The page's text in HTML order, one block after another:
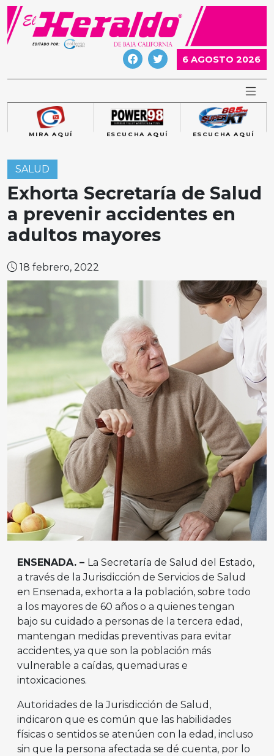
Skip
content
6 AGOSTO 2026
MIRA AQUÍ ESCUCHA AQUÍ ESCUCHA AQUÍ
SALUD
Exhorta Secretaría de Salud
a prevenir accidentes en
adultos mayores
18 febrero, 2022
ENSENADA. – La Secretaría de Salud del Estado,
a través de la Jurisdicción de Servicios de Salud
en Ensenada, exhorta a la población, sobre todo
a los mayores de 60 años o a quienes tengan
bajo su cuidado a personas de la tercera edad,
mantengan medidas preventivas para evitar
accidentes, ya que son la población más
vulnerable a caídas, quemaduras e
intoxicaciones.
Autoridades de la Jurisdicción de Salud,
indicaron que es común que las habilidades
físicas o sentidos se atenúen con la edad, incluso
sin que la persona afectada se dé cuenta, por lo